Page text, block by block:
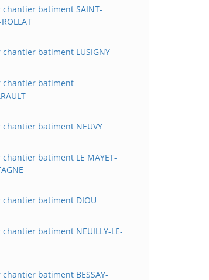
chantier batiment SAINT-
chantier batiment LUSIGNY
chantier batiment
chantier batiment NEUVY
batiment LE MAYET-
chantier batiment DIOU
batiment NEUILLY-LE-
batiment BESSAY-